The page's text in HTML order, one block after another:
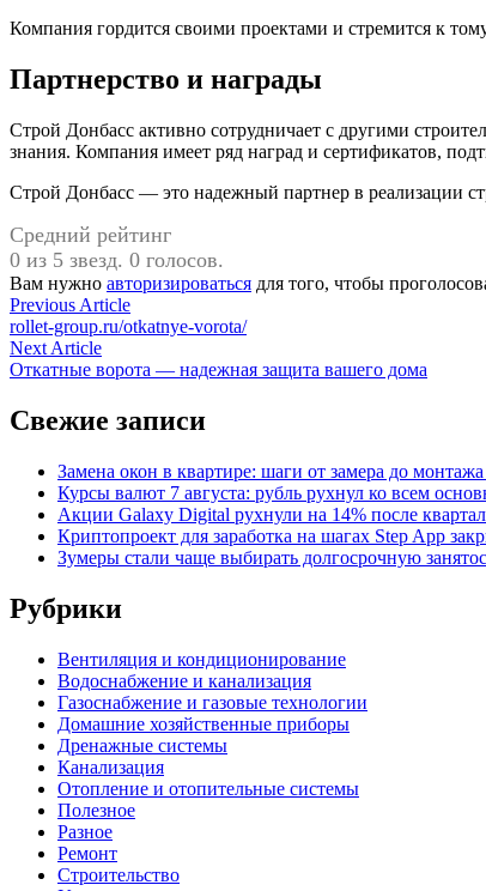
Компания гордится своими проектами и стремится к
Партнерство и награды
Строй Донбасс активно сотрудничает с другими
знания. Компания имеет ряд наград и сертификатов,
Строй Донбасс — это надежный партнер в реализации
Средний рейтинг
0 из 5 звезд. 0 голосов.
Вам нужно авторизироваться для того, чтобы
Навигация
по
записям
Previous ArticlePrevious
article:
rollet-group.ru/otkatnye-vorota/
Next ArticleNext
article:
Откатные ворота — надежная защита вашего дома
Свежие записи
Замена окон в квартире: шаги от замера до
Курсы валют 7 августа: рубль рухнул ко всем
Акции Galaxy Digital рухнули на 14% после
Криптопроект для заработка на шагах Step App
Зумеры стали чаще выбирать долгосрочную
Рубрики
Вентиляция и кондиционирование
Водоснабжение и канализация
Газоснабжение и газовые технологии
Домашние хозяйственные приборы
Дренажные системы
Канализация
Отопление и отопительные системы
Полезное
Разное
Ремонт
Строительство